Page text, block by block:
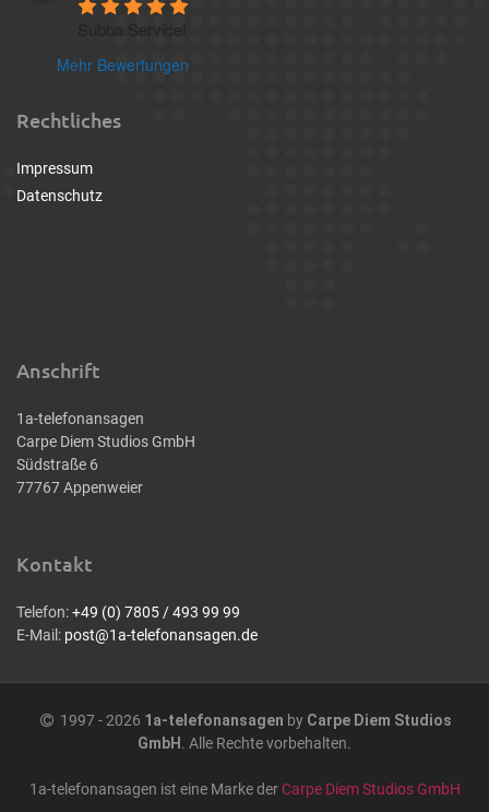
Mehr Bewertungen
Rechtliches
Impressum
Datenschutz
Anschrift
1a-telefonansagen
Carpe Diem Studios GmbH
Südstraße 6
77767 Appenweier
Kontakt
Telefon:+49 (0) 7805 / 493 99 99
E-Mail: post@1a-telefonansagen.de
1997 - 2026 1a-telefonansagen by Carpe Diem Studios
GmbH . Alle Rechte vorbehalten.
1a-telefonansagen ist eine Marke derCarpe Diem Studios GmbH